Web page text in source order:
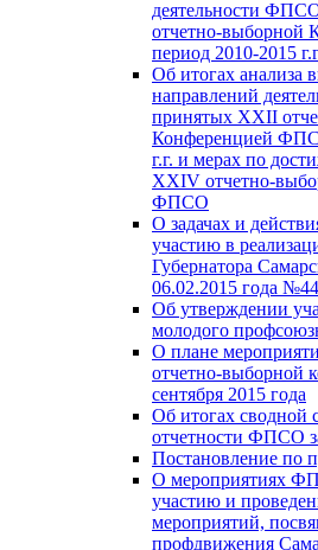
деятельности
отчетно-
период 2010-2015
Об итогах анализа
направлений
принятых XXII
Конференцией
г.г. и мерах по
XXIV отчетно-
ФПСО
О задачах и
участию в
Губернатора
06.02.2015 года
Об утверждении
молодого
О плане
отчетно-
сентября 2015 года
Об итогах сводной
отчетности ФПСО
Постановление по
О мероприятиях
участию и
мероприятий,
профдвижения